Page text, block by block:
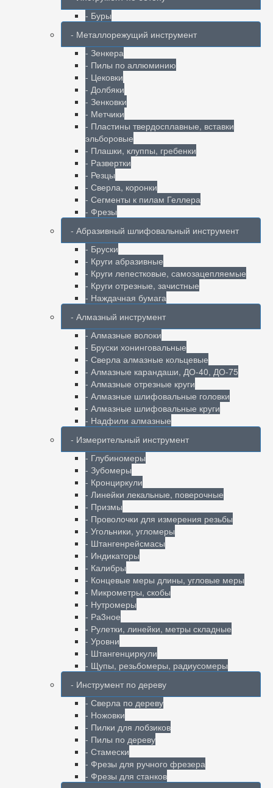
- Буры
- Металлорежущий инструмент
- Зенкера
- Пилы по аллюминию
- Цековки
- Долбяки
- Зенковки
- Метчики
- Пластины твердосплавные, вставки
эльборовые
- Плашки, клуппы, гребенки
- Развертки
- Резцы
- Сверла, коронки
- Сегменты к пилам Геллера
- Фрезы
- Абразивный шлифовальный инструмент
- Бруски
- Круги абразивные
- Круги лепестковые, самозацепляемые
- Круги отрезные, зачистные
- Наждачная бумага
- Алмазный инструмент
- Алмазные волоки
- Бруски хонинговальные
- Сверла алмазные кольцевые
- Алмазные карандаши, ДО-40, ДО-75
- Алмазные отрезные круги
- Алмазные шлифовальные головки
- Алмазные шлифовальные круги
- Надфили алмазные
- Измерительный инструмент
- Глубиномеры
- Зубомеры
- Кронциркули
- Линейки лекальные, поверочные
- Призмы
- Проволочки для измерения резьбы
- Угольники, угломеры
- Штангенрейсмасы
- Индикаторы
- Калибры
- Концевые меры длины, угловые меры
- Микрометры, скобы
- Нутромеры
- Ра3ное
- Рулетки, линейки, метры складные
- Уровни
- Штангенциркули
- Щупы, резьбомеры, радиусомеры
- Инструмент по дереву
- Сверла по дереву
- Ножовки
- Пилки для лобзиков
- Пилы по дереву
- Стамески
- Фрезы для ручного фрезера
- Фрезы для станков